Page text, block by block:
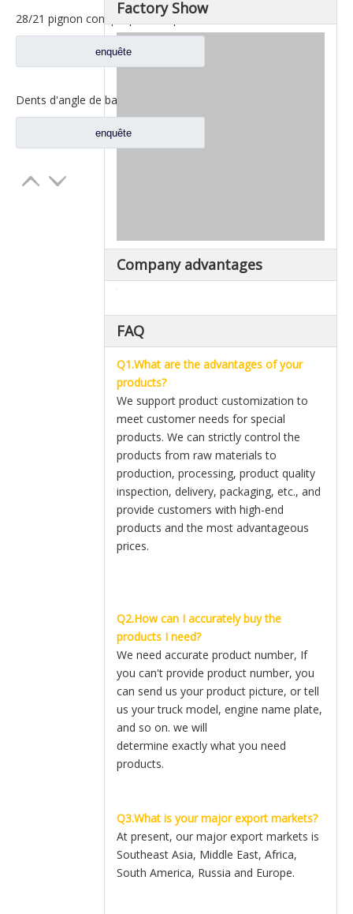
28/21 pignon conique pour les pièces de rechange A3463502939 du nord de camion de Benz Beiben
enquête
enquête
Factory Show
Company advantages
FAQ
Q1.What are the advantages of your
products?
We support product customization to
meet customer needs for special
products. We can strictly control the
products from raw materials to
production, processing, product quality
inspection, delivery, packaging, etc., and
provide customers with high-end
products and the most advantageous
prices.
Q2.How can I accurately buy the
products I need?
We need accurate product number, If
you can't provide product number, you
can send us your product picture, or tell
us your truck model, engine name plate,
and so on. we will
determine exactly what you need
products.
Q3.What is your major export markets?
At present, our major export markets is
Southeast Asia, Middle East, Africa,
South America, Russia and Europe.